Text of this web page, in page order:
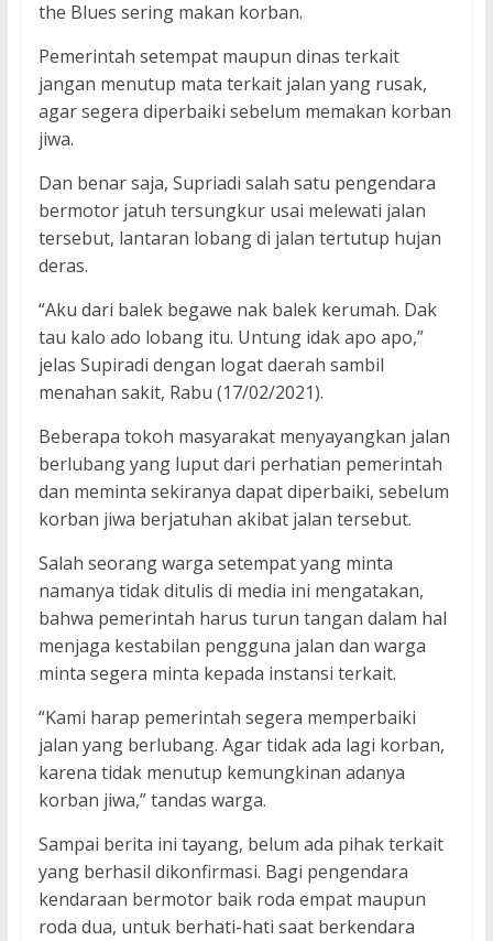
the Blues sering makan korban.
Pemerintah setempat maupun dinas terkait
jangan menutup mata terkait jalan yang rusak,
agar segera diperbaiki sebelum memakan korban
jiwa.
Dan benar saja, Supriadi salah satu pengendara
bermotor jatuh tersungkur usai melewati jalan
tersebut, lantaran lobang di jalan tertutup hujan
deras.
“Aku dari balek begawe nak balek kerumah. Dak
tau kalo ado lobang itu. Untung idak apo apo,”
jelas Supiradi dengan logat daerah sambil
menahan sakit, Rabu (17/02/2021).
Beberapa tokoh masyarakat menyayangkan jalan
berlubang yang luput dari perhatian pemerintah
dan meminta sekiranya dapat diperbaiki, sebelum
korban jiwa berjatuhan akibat jalan tersebut.
Salah seorang warga setempat yang minta
namanya tidak ditulis di media ini mengatakan,
bahwa pemerintah harus turun tangan dalam hal
menjaga kestabilan pengguna jalan dan warga
minta segera minta kepada instansi terkait.
“Kami harap pemerintah segera memperbaiki
jalan yang berlubang. Agar tidak ada lagi korban,
karena tidak menutup kemungkinan adanya
korban jiwa,” tandas warga.
Sampai berita ini tayang, belum ada pihak terkait
yang berhasil dikonfirmasi. Bagi pengendara
kendaraan bermotor baik roda empat maupun
roda dua, untuk berhati-hati saat berkendara